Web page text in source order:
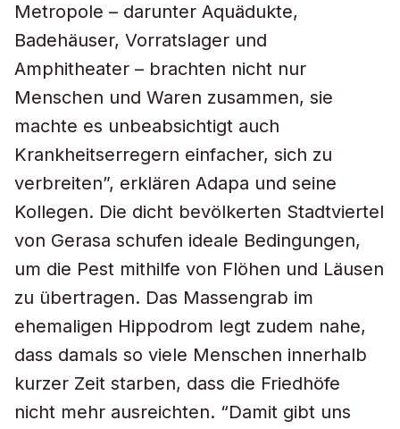
Metropole – darunter Aquädukte,
Badehäuser, Vorratslager und
Amphitheater – brachten nicht nur
Menschen und Waren zusammen, sie
machte es unbeabsichtigt auch
Krankheitserregern einfacher, sich zu
verbreiten”, erklären Adapa und seine
Kollegen. Die dicht bevölkerten Stadtviertel
von Gerasa schufen ideale Bedingungen,
um die Pest mithilfe von Flöhen und Läusen
zu übertragen. Das Massengrab im
ehemaligen Hippodrom legt zudem nahe,
dass damals so viele Menschen innerhalb
kurzer Zeit starben, dass die Friedhöfe
nicht mehr ausreichten. “Damit gibt uns